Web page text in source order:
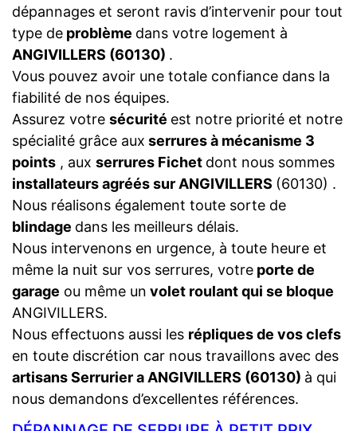
dépannages et seront ravis d’intervenir pour tout
type de problème dans votre logement à
ANGIVILLERS (60130) .
Vous pouvez avoir une totale confiance dans la
fiabilité de nos équipes.
Assurez votre sécurité est notre priorité et notre
spécialité grâce aux serrures à mécanisme 3
points , aux serrures Fichet dont nous sommes
installateurs agréés sur ANGIVILLERS (60130) .
Nous réalisons également toute sorte de
blindage dans les meilleurs délais.
Nous intervenons en urgence, à toute heure et
même la nuit sur vos serrures, votre porte de
garage ou même un volet roulant qui se bloque
ANGIVILLERS.
Nous effectuons aussi les répliques de vos clefs
en toute discrétion car nous travaillons avec des
artisans Serrurier a ANGIVILLERS (60130) à qui
nous demandons d’excellentes références.